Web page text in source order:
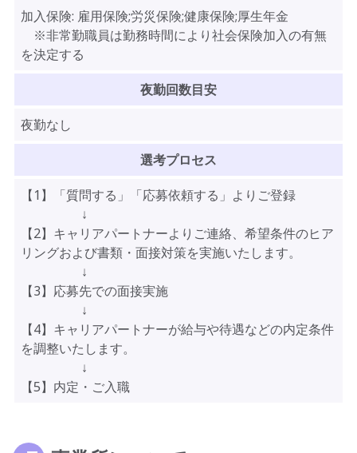
加入保険: 雇用保険;労災保険;健康保険;厚生年金
※非常勤職員は勤務時間により社会保険加入の有無
を決定する
夜勤回数目安
夜勤なし
選考プロセス
【1】「質問する」「応募依頼する」よりご登録
↓
【2】キャリアパートナーよりご連絡、希望条件のヒア
リングおよび書類・面接対策を実施いたします。
↓
【3】応募先での面接実施
↓
【4】キャリアパートナーが給与や待遇などの内定条件
を調整いたします。
↓
【5】内定・ご入職